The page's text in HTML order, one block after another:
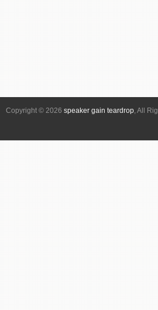
Copyright © 2026 speaker gain teardrop, All